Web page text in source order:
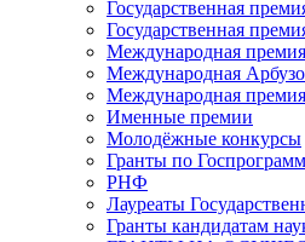
Государственная
Государственная
Международная
Международная
Международная
Именные премии
Молодёжные конкурсы
Гранты по
РНФ
Лауреаты
Гранты кандидатам